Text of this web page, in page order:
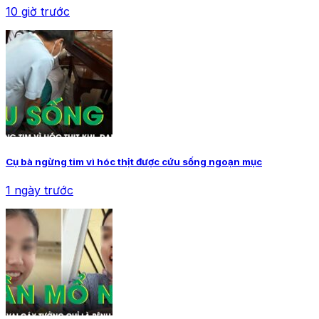
10 giờ trước
Cụ bà ngừng tim vì hóc thịt được cứu sống ngoạn mục
1 ngày trước